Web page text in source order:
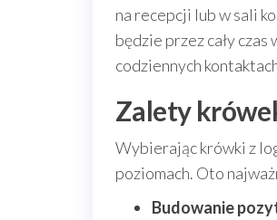
na recepcji lub w sali
będzie przez cały
codziennych
Zalety
Wybierając krówki z
poziomach. Oto
Budowanie